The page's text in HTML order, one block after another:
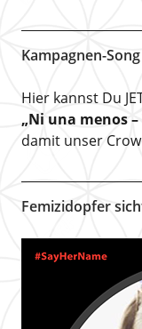
Kampagnen-
Hier kannst Du
„Ni una menos
damit unser
Femizidopfer